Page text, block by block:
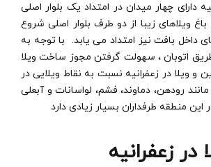
دارای چهار میدان در امتداد یک بلوار اصلی
ویلاهای زیبا از دو طرف بلوار اصلی شروع
داخل بافت نیز امتداد می یابد. با توجه به
اتوبان ، سهولت گرفتن مجوز ساخت ویلا
ویلا در زعفرانیه نسبت به نقاط ویلایی در
رودهن، دماوند، فشم، لواسانات و آبعلی
منطقه طرفداران بسیار زیادی دارد
در زعفرانیه